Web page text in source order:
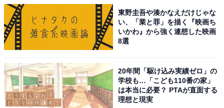
く感じるから（19歳男性／高知県）」「野菜の値段自体
が市場で高くなっているので仕方がないかもしれません
が、お得感はなかったです（42歳女性／神奈川県）」な
どの声も。
※ 制限時間「120分」は一部店舗を除きます。また「黒
毛和牛コース」は一部店舗限定です。
東野圭吾や湊かなえだけじゃな
い、「業と罪」を描く『映画ち
いかわ』から強く連想した映画
8選
20年間「駆け込み実績ゼロ」の
学校も…「こども110番の家」
は本当に必要？ PTAが直面する
理想と現実